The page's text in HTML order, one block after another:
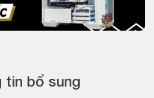
tin bổ sung